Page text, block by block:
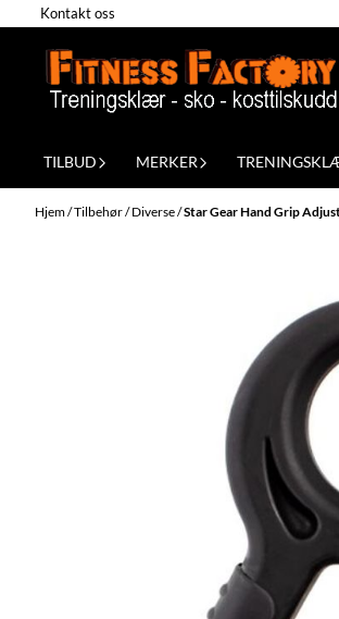
Hopp til innhold
Kontakt oss
TILBUD MERKER
Hjem/Tilbehør/Diverse/Star Gear Hand Grip